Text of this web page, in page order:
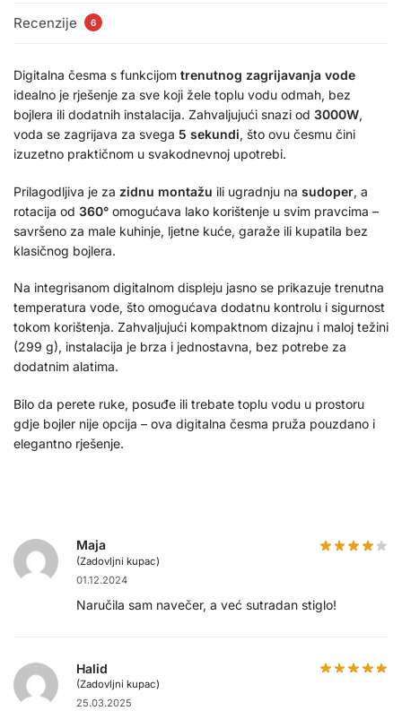
Recenzije 6
Digitalna česma s funkcijom trenutnog zagrijavanja vode
idealno je rješenje za sve koji žele toplu vodu odmah, bez
bojlera ili dodatnih instalacija. Zahvaljujući snazi od 3000W,
voda se zagrijava za svega 5 sekundi, što ovu česmu čini
izuzetno praktičnom u svakodnevnoj upotrebi.
Prilagodljiva je za zidnu montažu ili ugradnju na sudoper, a
rotacija od 360° omogućava lako korištenje u svim pravcima –
savršeno za male kuhinje, ljetne kuće, garaže ili kupatila bez
klasičnog bojlera.
Na integrisanom digitalnom displeju jasno se prikazuje trenutna
temperatura vode, što omogućava dodatnu kontrolu i sigurnost
tokom korištenja. Zahvaljujući kompaktnom dizajnu i maloj težini
(299 g), instalacija je brza i jednostavna, bez potrebe za
dodatnim alatima.
Bilo da perete ruke, posuđe ili trebate toplu vodu u prostoru
gdje bojler nije opcija – ova digitalna česma pruža pouzdano i
elegantno rješenje.
Maja
(Zadovljni kupac)
01.12.2024
Naručila sam navečer, a već sutradan stiglo!
Halid
(Zadovljni kupac)
25.03.2025